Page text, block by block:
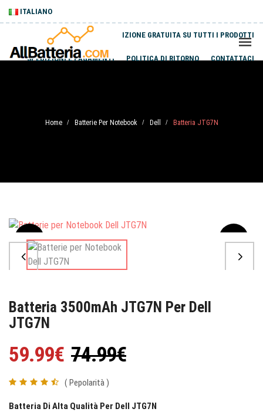
ITALIANO
SPEDIZIONE GRATUITA SU TUTTI I PRODOTTI
SPEDIZIONI E PAGAMENTI POLITICA DI RITORNO CONTATTACI
Home / Batterie Per Notebook / Dell / Batteria JTG7N
Sale
Batteria 3500mAh JTG7N Per Dell
JTG7N
59.99€ 74.99€
( Pepolarità )
Batteria Di Alta Qualità Per Dell JTG7N